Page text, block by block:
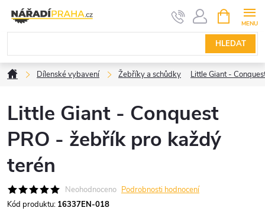
obsah
HLEDAT
NÁKUPNÍ
KOŠÍK
DomůDílenské vybavení Žebříky a schůdky Little Giant -
Little Giant - Conquest
PRO - žebřík pro každý
terén
Neohodnoceno Podrobnosti hodnocení
Kód produktu: 16337EN-018